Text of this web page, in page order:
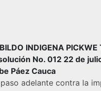
INDIGENA PICKWE
No. 012 22 de
Páez Cauca
adelante contra la